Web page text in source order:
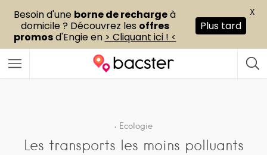
Ecologie
Les transports les moins polluants
Besoin d'une borne de rechargeà
domicile ? Découvrez les offres
promosd'Engie en > Cliquant ici ! <
Plus tard
X